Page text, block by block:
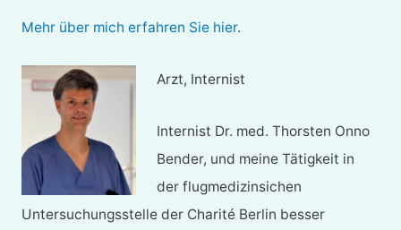
Mehr über mich erfahren Sie hier.
Arzt, Internist
Internist Dr. med. Thorsten Onno
Bender, und meine Tätigkeit in
der flugmedizinsichen
Untersuchungsstelle der Charité Berlin besser